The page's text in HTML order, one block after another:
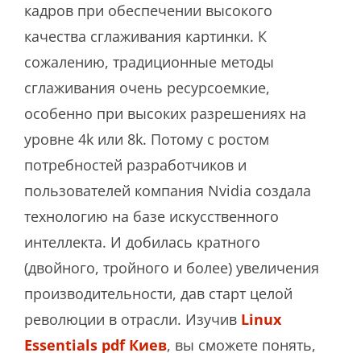
кадров при обеспечении высокого
качества сглаживания картинки. К
сожалению, традиционные методы
сглаживания очень ресурсоемкие,
особенно при высоких разрешениях на
уровне 4k или 8k. Потому с ростом
потребностей разработчиков и
пользователей компания Nvidia создала
технологию на базе искусственного
интеллекта. И добилась кратного
(двойного, тройного и более) увеличения
производительности, дав старт целой
революции в отрасли. Изучив Linux
Essentials pdf Киев, вы сможете понять,